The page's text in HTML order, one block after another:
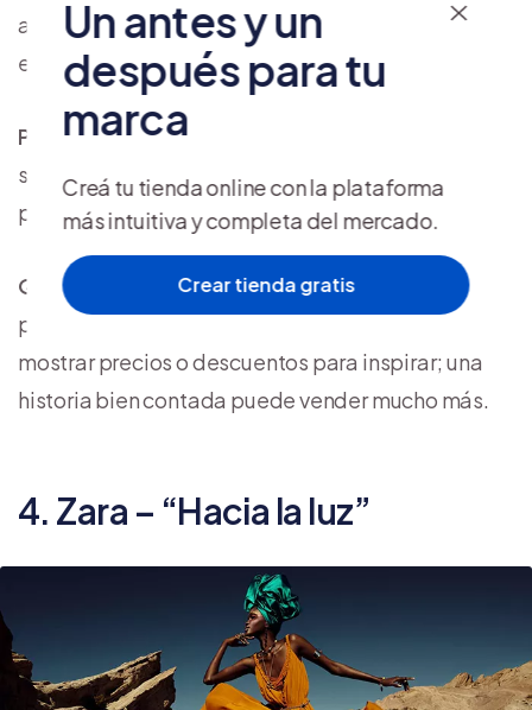
atención, sino un elemento que acompaña el
estilo de vida que la marca busca transmitir.
Por qué funciona: Mango logra que sus anuncios
se sientan como fragmentos de vida, no como
publicidad.
Qué puedes aprender: utiliza elstorytelling
visual
para conectar con tu audiencia. No necesitas
mostrar precios o descuentos para inspirar; una
historia bien contada puede vender mucho más.
4. Zara – “Hacia la luz”
Un antes y un
después para tu
marca
Creá tu tienda online con la plataforma
más intuitiva y completa del mercado.
Crear tienda gratis